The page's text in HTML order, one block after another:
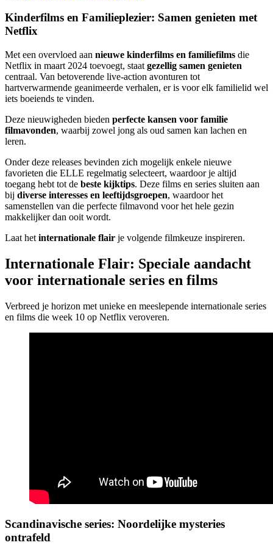
Kinderfilms en Familieplezier: Samen genieten met
Netflix
Met een overvloed aan nieuwe kinderfilms en familiefilms die
Netflix in maart 2024 toevoegt, staat gezellig samen genieten
centraal. Van betoverende live-action avonturen tot
hartverwarmende geanimeerde verhalen, er is voor elk familielid wel
iets boeiends te vinden.
Deze nieuwigheden bieden perfecte kansen voor familie
filmavonden, waarbij zowel jong als oud samen kan lachen en
leren.
Onder deze releases bevinden zich mogelijk enkele nieuwe
favorieten die ELLE regelmatig selecteert, waardoor je altijd
toegang hebt tot de beste kijktips. Deze films en series sluiten aan
bij diverse interesses en leeftijdsgroepen, waardoor het
samenstellen van die perfecte filmavond voor het hele gezin
makkelijker dan ooit wordt.
Laat het internationale flair je volgende filmkeuze inspireren.
Internationale Flair: Speciale aandacht
voor internationale series en films
Verbreed je horizon met unieke en meeslepende internationale series
en films die week 10 op Netflix veroveren.
Scandinavische series: Noordelijke mysteries
ontrafeld